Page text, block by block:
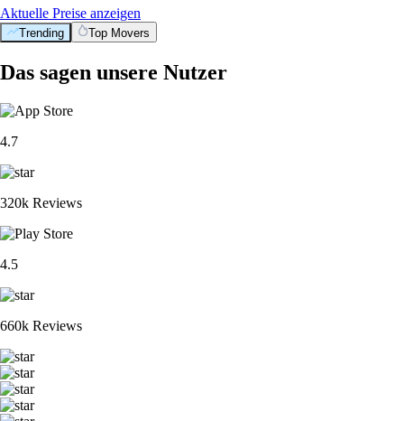
Aktuelle Preise anzeigen
Trending Top Movers
Das sagen unsere Nutzer
4.7
320k Reviews
4.5
660k Reviews